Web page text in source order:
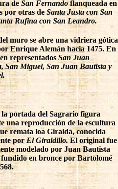
de San Fernandoflanqueada en
por otras de Santa Justa con San
Rufina con San Leandro.
muro se abre una vidriera gótica
Enrique Alemán hacia 1475. En
representadosSan Juan
San Miguel, San Juan Bautista y
la portada del Sagrario figura
una reproducción de la escultura
remata loa Giralda, conocida
por El Giraldillo. El original fue
modelado por Juan Bautista
en bronce por Bartolomé